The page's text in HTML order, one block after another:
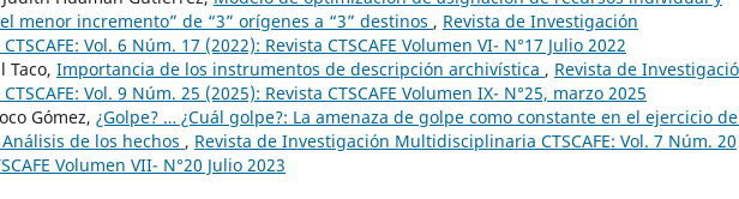
menor incremento” de “3” orígenes a “3” destinos , Revista de Investigación
Vol. 6 Núm. 17 (2022): Revista CTSCAFE Volumen VI- N°17 Julio 2022
Taco, Importancia de los instrumentos de descripción archivística , Revista de
Vol. 9 Núm. 25 (2025): Revista CTSCAFE Volumen IX- N°25, marzo 2025
Gómez, ¿Golpe? … ¿Cuál golpe?: La amenaza de golpe como constante en el ejercicio
de los hechos , Revista de Investigación Multidisciplinaria CTSCAFE: Vol. 7 Núm. 20
Volumen VII- N°20 Julio 2023